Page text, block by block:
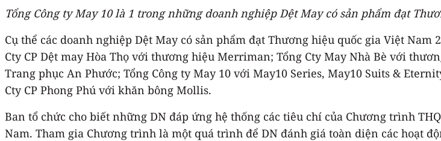
Tổng Công ty May 10 là 1 trong những doanh nghiệp Dệt May có sản phẩm đạt
Cụ thể các doanh nghiệp Dệt May có sản phẩm đạt Thương hiệu quốc gia Việt
Cty CP Dệt may Hòa Thọ với thương hiệu Merriman; Tổng Cty May Nhà Bè với
Trang phục An Phước; Tổng Công ty May 10 với May10 Series, May10 Suits &
Cty CP Phong Phú với khăn bông Mollis.
Ban tổ chức cho biết những DN đáp ứng hệ thống các tiêu chí của Chương trình
Nam. Tham gia Chương trình là một quá trình để DN đánh giá toàn diện các hoạt